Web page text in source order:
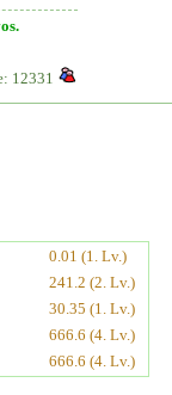
12331
0.01 (1. Lv.)
241.2 (2. Lv.)
30.35 (1. Lv.)
666.6 (4. Lv.)
666.6 (4. Lv.)